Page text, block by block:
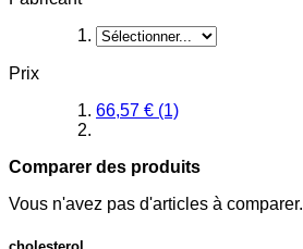
Prix
66,57 € (1)
Comparer des produits
Vous n'avez pas d'articles à comparer.